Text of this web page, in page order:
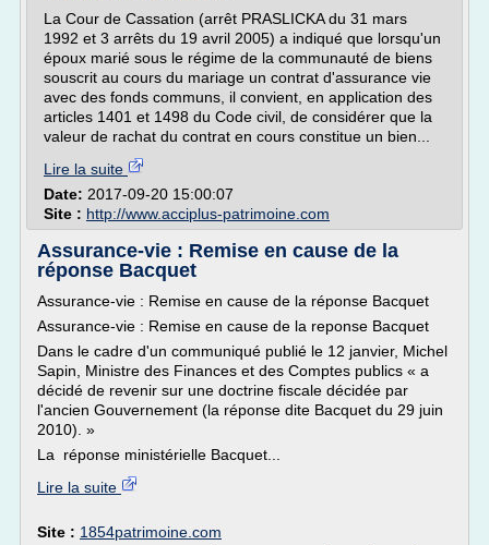
La Cour de Cassation (arrêt PRASLICKA du 31 mars
1992 et 3 arrêts du 19 avril 2005) a indiqué que lorsqu'un
époux marié sous le régime de la communauté de biens
souscrit au cours du mariage un contrat d'assurance vie
avec des fonds communs, il convient, en application des
articles 1401 et 1498 du Code civil, de considérer que la
valeur de rachat du contrat en cours constitue un bien...
Lire la suite
Date: 2017-09-20 15:00:07
Site : http://www.acciplus-patrimoine.com
Assurance-vie : Remise en cause de la
réponse Bacquet
Assurance-vie : Remise en cause de la réponse Bacquet
Assurance-vie : Remise en cause de la reponse Bacquet
Dans le cadre d'un communiqué publié le 12 janvier, Michel
Sapin, Ministre des Finances et des Comptes publics « a
décidé de revenir sur une doctrine fiscale décidée par
l'ancien Gouvernement (la réponse dite Bacquet du 29 juin
2010). »
La réponse ministérielle Bacquet...
Lire la suite
Site : 1854patrimoine.com